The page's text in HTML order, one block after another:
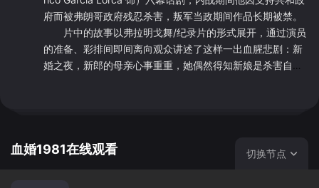
府而被弗朗哥政府残忍杀害，叛军当政期间作品长期被禁。
片中的故事以弗拉明戈舞/纪录片的形式展开，通过演员
的准备、彩排间即间离向观众讲述了这样一出血腥悲剧：新
婚之夜，新郎的母亲心事重重，她偶然得知新娘是杀害自己
三部曲之一，另外两部为《卡门》和《爱情魔术师》。
血婚1981在线观看 切换节点